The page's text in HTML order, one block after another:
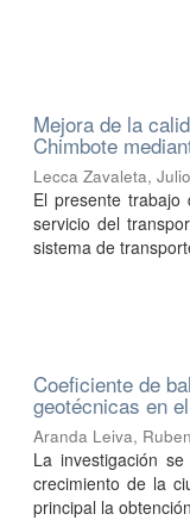
Mejora de la
Chimbote
Lecca Zavaleta,
El presente
servicio del
sistema de
Coeficiente de
geotécnicas en
Aranda Leiva,
La investigación
crecimiento de la
principal la